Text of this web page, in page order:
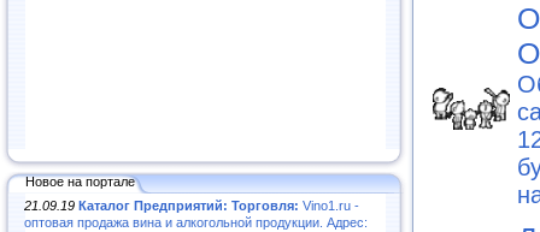
Новое на портале
21.09.19 Каталог Предприятий: Торговля: Vino1.ru -
оптовая продажа вина и алкогольной продукции. Адрес: